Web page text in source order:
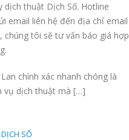
dịch thuật Dịch Số. Hotline
email liên hệ đến địa chỉ email
chúng tôi sẽ tư vấn báo giá hợp
chính xác nhanh chóng là
vụ dịch thuật mà […]
SỐ